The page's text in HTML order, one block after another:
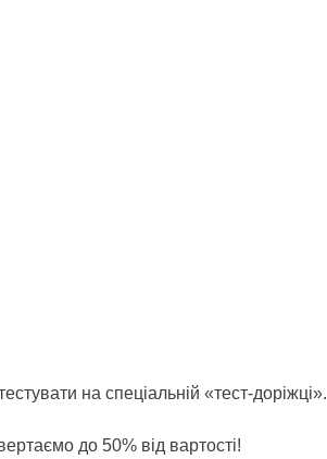
на спеціальній «тест-доріжці».
до 50% від вартості!